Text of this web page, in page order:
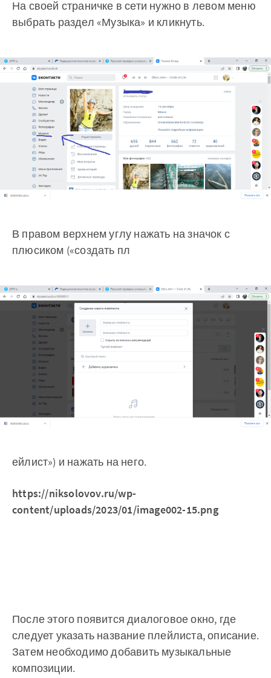
На своей страничке в сети нужно в левом меню
выбрать раздел «Музыка» и кликнуть.
В правом верхнем углу нажать на значок с
плюсиком («создать пл
ейлист») и нажать на него.
https://niksolovov.ru/wp-
content/uploads/2023/01/image002-15.png
После этого появится диалоговое окно, где
следует указать название плейлиста, описание.
Затем необходимо добавить музыкальные
композиции.